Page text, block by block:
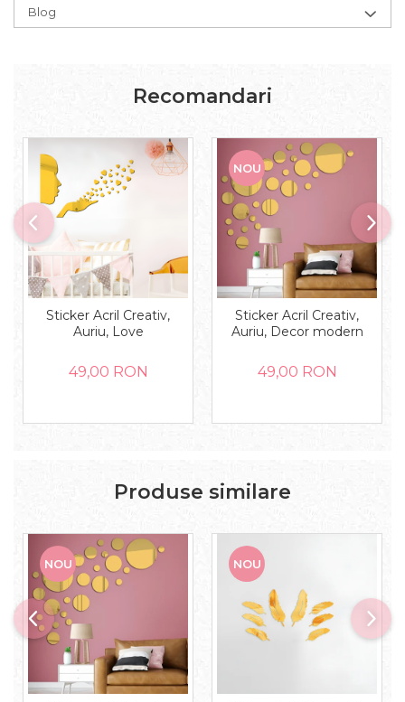
Blog
Recomandari
Sticker Acril Creativ,
Auriu, Love
49,00 RON
NOU
Sticker Acril Creativ,
Auriu, Decor modern
49,00 RON
Produse similare
NOU NOU